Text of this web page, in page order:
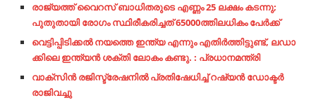
രാജ്യത്ത് വൈറസ് ബാധിതരുടെ എണ്ണം 25 ലക്ഷം കടന്നു;
പുതുതായി രോഗം സ്ഥിരീകരിച്ചത് 65000ത്തിലധികം പേര്‍ക്ക്
വെ​ട്ടി​പ്പി​ടി​ക്ക​ല്‍ ന​യ​ത്തെ ഇ​ന്ത്യ എ​ന്നും എ​തി​ര്‍​ത്തി​ട്ടു​ണ്ട്, ല​ഡാ​
ക്കി​ലെ ഇ​ന്ത്യ​ന്‍ ശ​ക്തി ലോ​കം ക​ണ്ടു. : പ്ര​ധാ​ന​മ​ന്ത്രി
വാക്സിന്‍ രജിസ്ട്രേഷനില്‍ പ്രതിഷേധിച്ച്‌ റഷ്യന്‍ ഡോക്ടര്‍
രാജിവച്ചു